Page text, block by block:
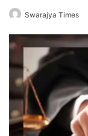
Swarajya Times